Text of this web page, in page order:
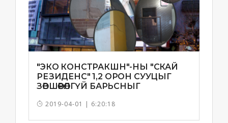
"ЭКО КОНСТРАКШН"-НЫ "СКАЙ
РЕЗИДЕНС" 1,2 ОРОН СУУЦЫГ
ЗӨВШӨӨРӨЛГҮЙ БАРЬСНЫГ
2019-04-01 | 6:20:18